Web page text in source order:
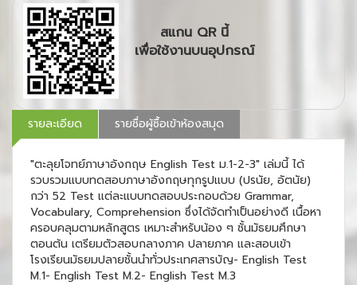
สแกน QR นี้
เพื่อใช้งานบนอุปกรณ์
รายละเอียด รายชื่อผู้ซื้อเข้าห้องสมุด
"ตะลุยโจทย์ภาษาอังกฤษ English Test ม.1-2-3" เล่มนี้ ได้
รวบรวมแบบทดสอบภาษาอังกฤษทุกรูปแบบ (ปรนัย, อัตนัย)
กว่า 52 Test แต่ละแบบทดสอบประกอบด้วย Grammar,
Vocabulary, Comprehension ซึ่งได้จัดทำเป็นอย่างดี เนื้อหา
ครอบคลุมตามหลักสูตร เหมาะสำหรับน้อง ๆ ชั้นมัธยมศึกษา
ตอนต้น เตรียมตัวสอบกลางภาค ปลายภาค และสอบเข้า
โรงเรียนมัธยมปลายชั้นนำทั่วประเทศสารบัญ- English Test
M.1- English Test M.2- English Test M.3